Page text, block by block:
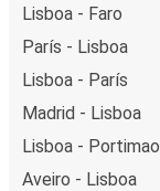
Lisboa - Faro
París - Lisboa
Lisboa - París
Madrid - Lisboa
Lisboa - Portimao
Aveiro - Lisboa